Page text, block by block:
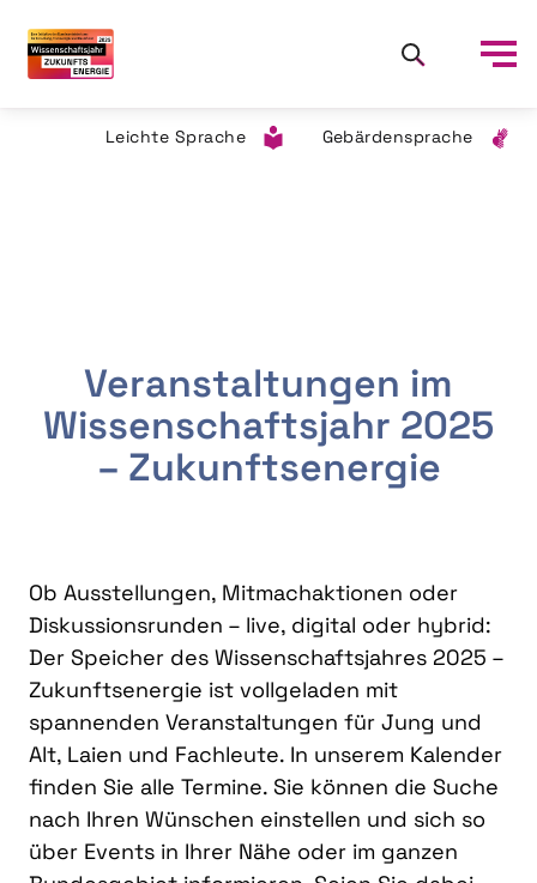
Leichte Sprache Gebärdensprache
Veranstaltungen im
Wissenschaftsjahr 2025
– Zukunftsenergie
Ob Ausstellungen, Mitmachaktionen oder
Diskussionsrunden – live, digital oder hybrid:
Der Speicher des Wissenschaftsjahres 2025 –
Zukunftsenergie ist vollgeladen mit
spannenden Veranstaltungen für Jung und
Alt, Laien und Fachleute. In unserem Kalender
finden Sie alle Termine. Sie können die Suche
nach Ihren Wünschen einstellen und sich so
über Events in Ihrer Nähe oder im ganzen